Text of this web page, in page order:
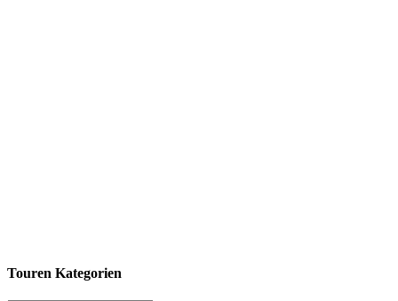
Touren Kategorien